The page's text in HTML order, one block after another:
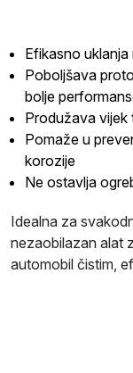
Efikasno
Poboljšava
bolje
Produžava vijek
Pomaže u
korozije
Ne ostavlja
Idealna za
nezaobilazan alat
automobil čistim,